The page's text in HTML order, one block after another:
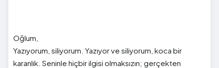
Oğlum,
Yazıyorum, siliyorum. Yazıyor ve siliyorum, koca bir
karanlık. Seninle hiçbir ilgisi olmaksızın; gerçekten